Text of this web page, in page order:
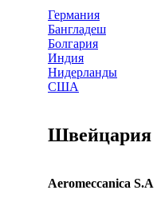
Германия
Бангладеш
Болгария
Индия
Нидерланды
США
Швейцария
Aeromeccanica S.A